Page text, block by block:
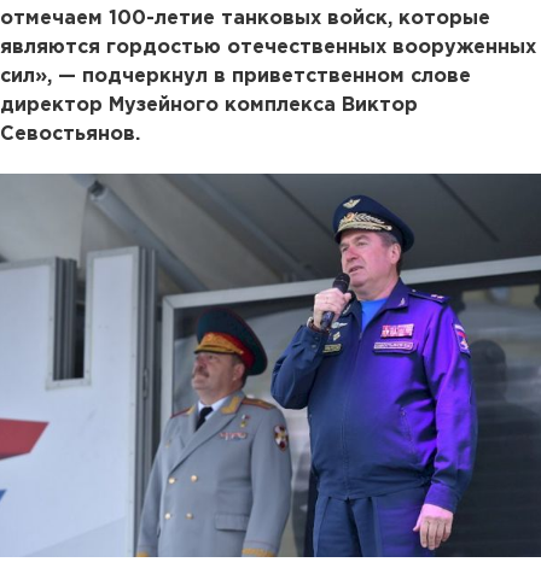
отмечаем 100-летие танковых войск, которые
являются гордостью отечественных вооруженных
сил», — подчеркнул в приветственном слове
директор Музейного комплекса Виктор
Севостьянов.